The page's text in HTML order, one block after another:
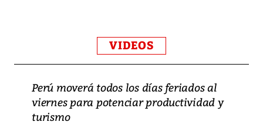
VIDEOS
Perú moverá todos los días feriados al
viernes para potenciar productividad y
turismo